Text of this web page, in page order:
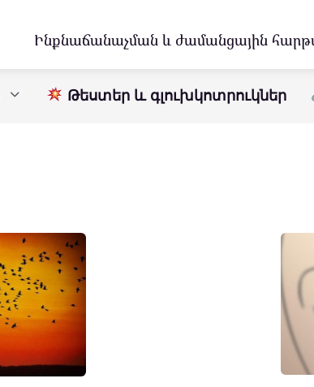
Ինքնաճանաչման և ժամանցային
Թեստեր և գլուխկոտրուկներ